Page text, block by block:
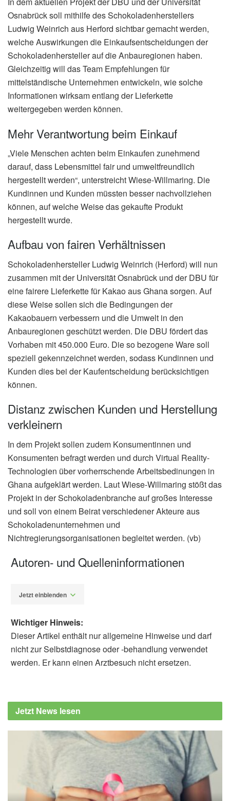
Osnabrück soll mithilfe des Schokoladenherstellers
Ludwig Weinrich aus Herford sichtbar gemacht werden,
welche Auswirkungen die Einkaufsentscheidungen der
Schokoladenhersteller auf die Anbauregionen haben.
Gleichzeitig will das Team Empfehlungen für
mittelständische Unternehmen entwickeln, wie solche
Informationen wirksam entlang der Lieferkette
weitergegeben werden können.
Mehr Verantwortung beim Einkauf
„Viele Menschen achten beim Einkaufen zunehmend
darauf, dass Lebensmittel fair und umweltfreundlich
hergestellt werden“, unterstreicht Wiese-Willmaring. Die
Kundinnen und Kunden müssten besser nachvollziehen
können, auf welche Weise das gekaufte Produkt
hergestellt wurde.
Aufbau von fairen Verhältnissen
Schokoladenhersteller Ludwig Weinrich (Herford) will nun
zusammen mit der Universität Osnabrück und der DBU für
eine fairere Lieferkette für Kakao aus Ghana sorgen. Auf
diese Weise sollen sich die Bedingungen der
Kakaobauern verbessern und die Umwelt in den
Anbauregionen geschützt werden. Die DBU fördert das
Vorhaben mit 450.000 Euro. Die so bezogene Ware soll
speziell gekennzeichnet werden, sodass Kundinnen und
Kunden dies bei der Kaufentscheidung berücksichtigen
können.
Distanz zwischen Kunden und Herstellung
verkleinern
In dem Projekt sollen zudem Konsumentinnen und
Konsumenten befragt werden und durch Virtual Reality-
Technologien über vorherrschende Arbeitsbedinungen in
Ghana aufgeklärt werden. Laut Wiese-Willmaring stößt das
Projekt in der Schokoladenbranche auf großes Interesse
und soll von einem Beirat verschiedener Akteure aus
Schokoladenunternehmen und
Nichtregierungsorganisationen begleitet werden. (vb)
Autoren- und Quelleninformationen
Jetzt einblenden
Osnabrück erforscht Lieferketten und
Konsumentscheidungen – DBU fördert
Wichtiger Hinweis:
Dieser Artikel enthält nur allgemeine Hinweise und darf
nicht zur Selbstdiagnose oder -behandlung verwendet
werden. Er kann einen Arztbesuch nicht ersetzen.
Jetzt News lesen